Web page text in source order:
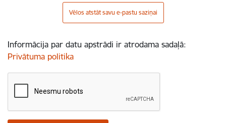
Vēlos atstāt savu e-pastu saziņai
Informācija par datu apstrādi ir atrodama sadaļā:
Privātuma politika